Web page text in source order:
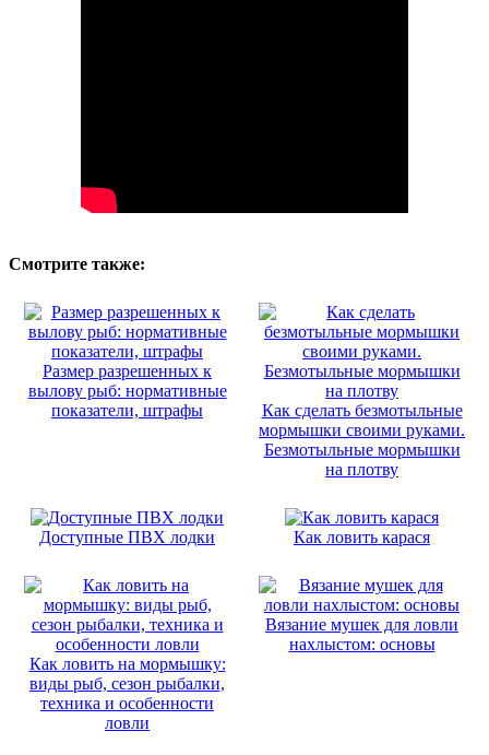
Смотрите также:
Размер разрешенных к
вылову рыб: нормативные
показатели, штрафы
Как сделать безмотыльные
мормышки своими руками.
Безмотыльные мормышки
на плотву
Доступные ПВХ лодки Как ловить карася
Как ловить на мормышку:
виды рыб, сезон рыбалки,
техника и особенности
ловли
Вязание мушек для ловли
нахлыстом: основы